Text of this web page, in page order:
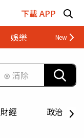
下載 APP
娛樂 財經
⊗ 清除
財經 政治